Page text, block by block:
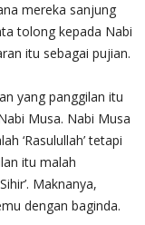
mereka sanjung
tolong kepada Nabi
itu sebagai pujian.
yang panggilan itu
Musa. Nabi Musa
‘Rasulullah’ tetapi
itu malah
Maknanya,
dengan baginda.